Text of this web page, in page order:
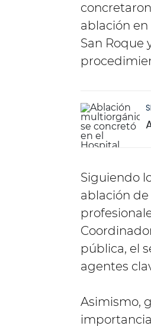
ablación
San Roque
Siguiendo
ablación
pública, el
agentes
Asimismo,